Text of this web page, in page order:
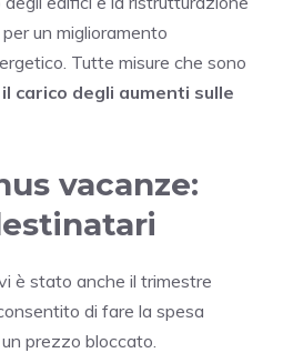
un miglioramento
Tutte misure che sono
carico degli aumenti sulle
vacanze:
è stato anche il trimestre
di fare la spesa
prezzo bloccato.